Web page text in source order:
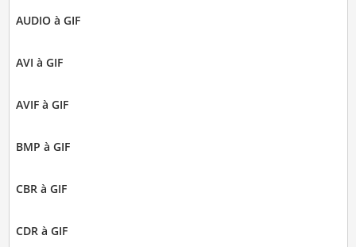
AUDIO à GIF
AVI à GIF
AVIF à GIF
BMP à GIF
CBR à GIF
CDR à GIF